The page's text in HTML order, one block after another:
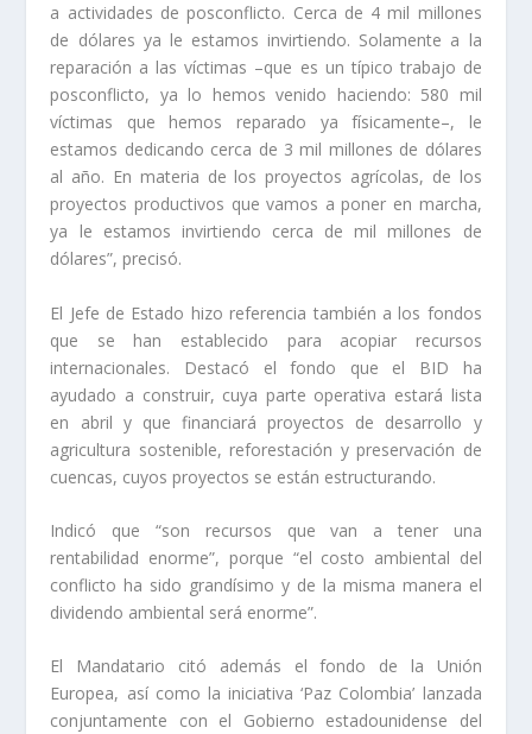
a actividades de posconflicto. Cerca de 4 mil millones
de dólares ya le estamos invirtiendo. Solamente a la
reparación a las víctimas –que es un típico trabajo de
posconflicto, ya lo hemos venido haciendo: 580 mil
víctimas que hemos reparado ya físicamente–, le
estamos dedicando cerca de 3 mil millones de dólares
al año. En materia de los proyectos agrícolas, de los
proyectos productivos que vamos a poner en marcha,
ya le estamos invirtiendo cerca de mil millones de
dólares”, precisó.
El Jefe de Estado hizo referencia también a los fondos
que se han establecido para acopiar recursos
internacionales. Destacó el fondo que el BID ha
ayudado a construir, cuya parte operativa estará lista
en abril y que financiará proyectos de desarrollo y
agricultura sostenible, reforestación y preservación de
cuencas, cuyos proyectos se están estructurando.
Indicó que “son recursos que van a tener una
rentabilidad enorme”, porque “el costo ambiental del
conflicto ha sido grandísimo y de la misma manera el
dividendo ambiental será enorme”.
El Mandatario citó además el fondo de la Unión
Europea, así como la iniciativa ‘Paz Colombia’ lanzada
conjuntamente con el Gobierno estadounidense del